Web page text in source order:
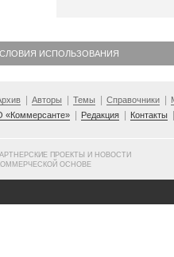
ИСПОЛЬЗОВАНИЯ
Авторы Темы Справочники
«Коммерсанте»
Редакция Контакты
ПРОЕКТЫ И НОВОСТИ
ОСНОВЕ